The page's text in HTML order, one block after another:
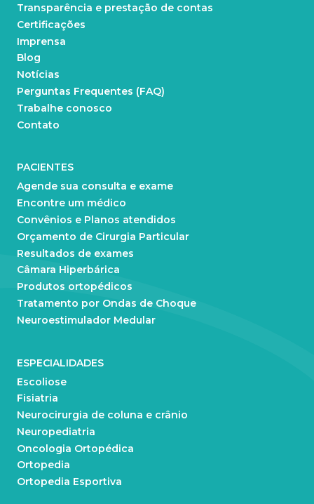
Transparência e prestação de contas
Certificações
Imprensa
Blog
Notícias
Perguntas Frequentes (FAQ)
Trabalhe conosco
Contato
PACIENTES
Agende sua consulta e exame
Encontre um médico
Convênios e Planos atendidos
Orçamento de Cirurgia Particular
Resultados de exames
Câmara Hiperbárica
Produtos ortopédicos
Tratamento por Ondas de Choque
Neuroestimulador Medular
ESPECIALIDADES
Escoliose
Fisiatria
Neurocirurgia de coluna e crânio
Neuropediatria
Oncologia Ortopédica
Ortopedia
Ortopedia Esportiva